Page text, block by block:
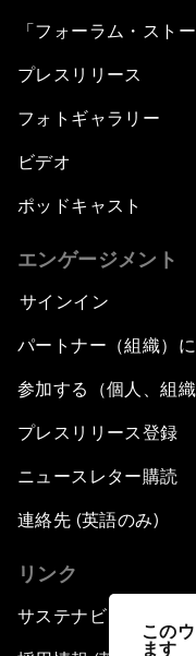
この
ます
「フォーラム・ストー
プレスリリース
フォトギャラリー
ビデオ
ポッドキャスト
エンゲージメント
サインイン
パートナー（組織）
参加する（個人、組織
プレスリリース登録
ニュースレター購読
連絡先 (英語のみ)
リンク
サステナビリティへの